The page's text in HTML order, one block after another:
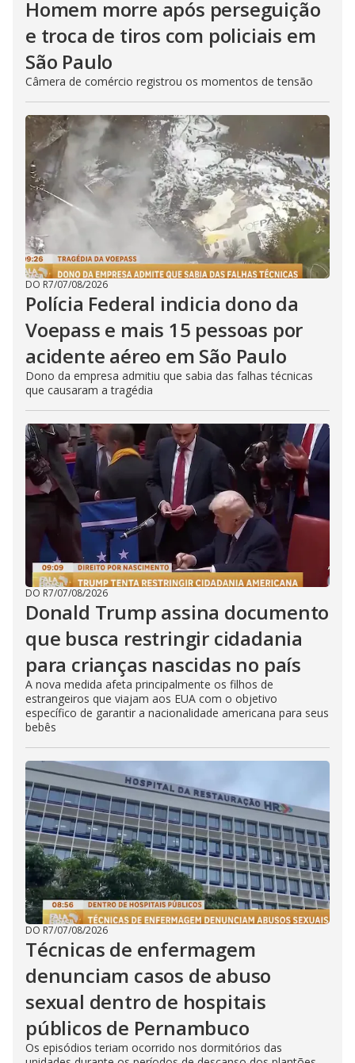
Homem morre após perseguição
e troca de tiros com policiais em
São Paulo
Câmera de comércio registrou os momentos de tensão
DO R7/07/08/2026
Polícia Federal indicia dono da
Voepass e mais 15 pessoas por
acidente aéreo em São Paulo
Dono da empresa admitiu que sabia das falhas técnicas
que causaram a tragédia
DO R7/07/08/2026
Donald Trump assina documento
que busca restringir cidadania
para crianças nascidas no país
A nova medida afeta principalmente os filhos de
estrangeiros que viajam aos EUA com o objetivo
específico de garantir a nacionalidade americana para seus
bebês
DO R7/07/08/2026
Técnicas de enfermagem
denunciam casos de abuso
sexual dentro de hospitais
públicos de Pernambuco
Os episódios teriam ocorrido nos dormitórios das